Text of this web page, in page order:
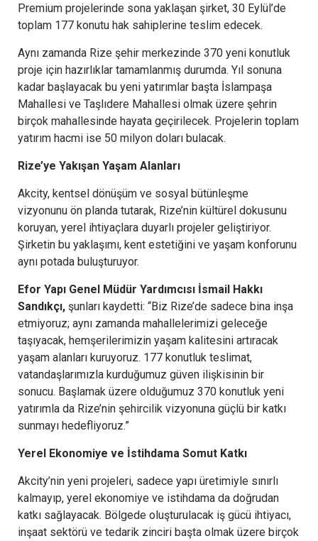
Premium projelerinde sona yaklaşan şirket, 30 Eylül’de
toplam 177 konutu hak sahiplerine teslim edecek.
Aynı zamanda Rize şehir merkezinde 370 yeni konutluk
proje için hazırlıklar tamamlanmış durumda. Yıl sonuna
kadar başlayacak bu yeni yatırımlar başta İslampaşa
Mahallesi ve Taşlıdere Mahallesi olmak üzere şehrin
birçok mahallesinde hayata geçirilecek. Projelerin toplam
yatırım hacmi ise 50 milyon doları bulacak.
Rize’ye Yakışan Yaşam Alanları
Akcity, kentsel dönüşüm ve sosyal bütünleşme
vizyonunu ön planda tutarak, Rize’nin kültürel dokusunu
koruyan, yerel ihtiyaçlara duyarlı projeler geliştiriyor.
Şirketin bu yaklaşımı, kent estetiğini ve yaşam konforunu
aynı potada buluşturuyor.
Efor Yapı Genel Müdür Yardımcısı İsmail Hakkı
Sandıkçı, şunları kaydetti: “Biz Rize’de sadece bina inşa
etmiyoruz; aynı zamanda mahallelerimizi geleceğe
taşıyacak, hemşerilerimizin yaşam kalitesini artıracak
yaşam alanları kuruyoruz. 177 konutluk teslimat,
vatandaşlarımızla kurduğumuz güven ilişkisinin bir
sonucu. Başlamak üzere olduğumuz 370 konutluk yeni
yatırımla da Rize’nin şehircilik vizyonuna güçlü bir katkı
sunmayı hedefliyoruz.”
Yerel Ekonomiye ve İstihdama Somut Katkı
Akcity’nin yeni projeleri, sadece yapı üretimiyle sınırlı
kalmayıp, yerel ekonomiye ve istihdama da doğrudan
katkı sağlayacak. Bölgede oluşturulacak iş gücü ihtiyacı,
inşaat sektörü ve tedarik zinciri başta olmak üzere birçok